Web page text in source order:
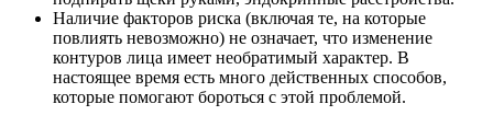
Наличие факторов риска (включая те, на которые
повлиять невозможно) не означает, что изменение
контуров лица имеет необратимый характер. В
настоящее время есть много действенных способов,
которые помогают бороться с этой проблемой.